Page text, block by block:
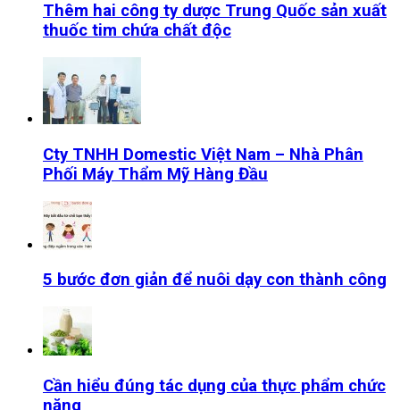
Thêm hai công ty dược Trung Quốc sản xuất
thuốc tim chứa chất độc
Cty TNHH Domestic Việt Nam – Nhà Phân
Phối Máy Thẩm Mỹ Hàng Đầu
5 bước đơn giản để nuôi dạy con thành công
Cần hiểu đúng tác dụng của thực phẩm chức
năng